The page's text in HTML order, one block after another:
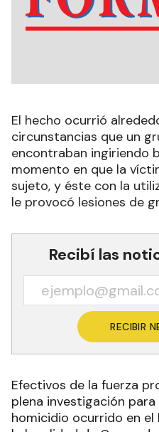
El hecho ocurrió
circunstancias que un
encontraban ingiriendo
momento en que la
sujeto, y éste con la
le provocó lesiones de
Recibí las
RECIBIR
Efectivos de la fuerza
plena investigación
homicidio ocurrido en